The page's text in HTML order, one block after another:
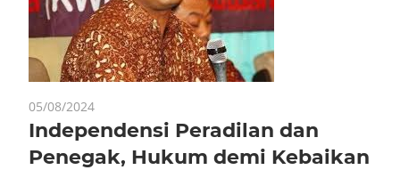
05/08/2024
Independensi Peradilan dan
Penegak, Hukum demi Kebaikan